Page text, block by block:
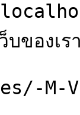
บของเ